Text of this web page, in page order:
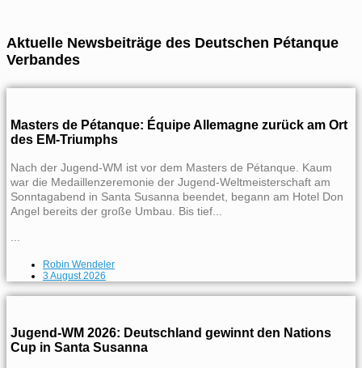
Aktuelle Newsbeiträge des Deutschen Pétanque
Verbandes
Masters de Pétanque: Équipe Allemagne zurück am Ort
des EM-Triumphs
Nach der Jugend-WM ist vor dem Masters de Pétanque. Kaum
war die Medaillenzeremonie der Jugend-Weltmeisterschaft am
Sonntagabend in Santa Susanna beendet, begann am Hotel Don
Angel bereits der große Umbau. Bis tief...
Robin Wendeler
3 August 2026
Jugend-WM 2026: Deutschland gewinnt den Nations
Cup in Santa Susanna